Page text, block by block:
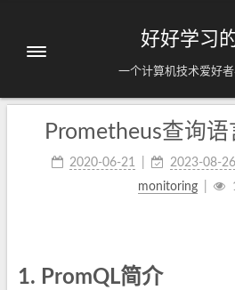
好好学习
一个计算机技术爱好
Prometheus查询
2020-06-21 2023-08-26
monitoring
1. PromQL简介